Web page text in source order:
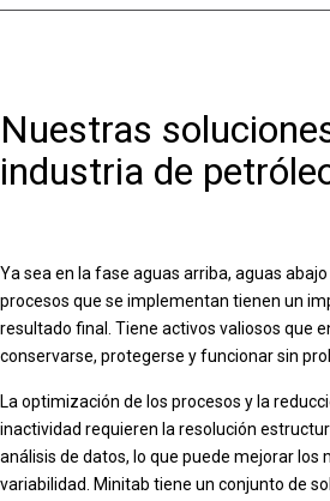
Nuestras
industria de
Ya sea en la fase aguas arriba, aguas
procesos que se implementan tienen un
resultado final. Tiene activos valiosos que
conservarse, protegerse y funcionar sin
La optimización de los procesos y la
inactividad requieren la resolución
análisis de datos, lo que puede mejorar los
variabilidad. Minitab tiene un conjunto de